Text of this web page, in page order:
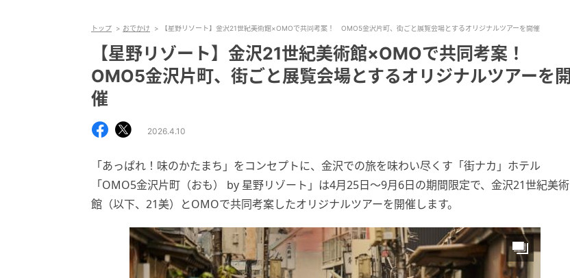
トップ おでかけ 【星野リゾート】金沢21世紀美術館×OMOで共同考案！ OMO5金沢片町、街ごと展覧会場とするオリジナルツアーを開催
【星野リゾート】金沢21世紀美術館×OMOで共同考案！
OMO5金沢片町、街ごと展覧会場とするオリジナルツアーを開
催
2026.4.10
「あっぱれ！味のかたまち」をコンセプトに、金沢での旅を味わい尽くす「街ナカ」ホテル
「OMO5金沢片町（おも） by 星野リゾート」は4月25日〜9月6日の期間限定で、金沢21世紀美術
館（以下、21美）とOMOで共同考案したオリジナルツアーを開催します。